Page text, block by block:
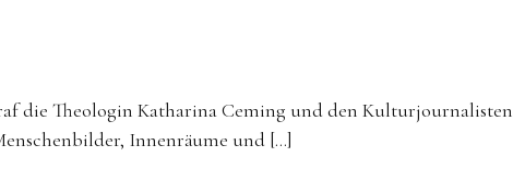
die Theologin Katharina Ceming und den Kulturjournalisten
Innenräume und […]